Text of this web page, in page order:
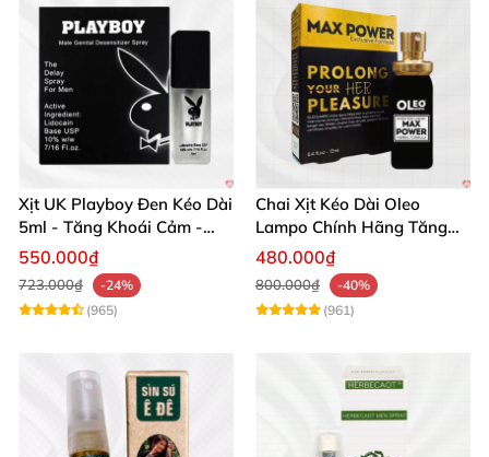
Xịt UK Playboy Đen Kéo Dài
5ml - Tăng Khoái Cảm -
Đặt Ngay
550.000₫
723.000₫
-24%
(965)
Chai Xịt Kéo Dài Oleo
Lampo Chính Hãng Tăng
Cường Sức Mạnh Nam
480.000₫
800.000₫
-40%
(961)